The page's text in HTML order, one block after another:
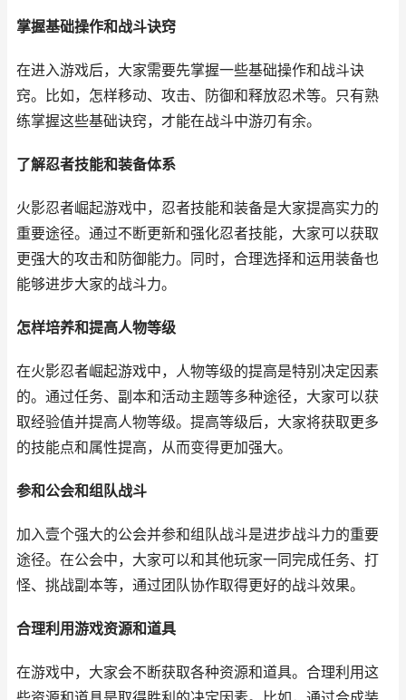
掌握基础操作和战斗诀窍
在进入游戏后，大家需要先掌握一些基础操作和战斗诀
窍。比如，怎样移动、攻击、防御和释放忍术等。只有熟
练掌握这些基础诀窍，才能在战斗中游刃有余。
了解忍者技能和装备体系
火影忍者崛起游戏中，忍者技能和装备是大家提高实力的
重要途径。通过不断更新和强化忍者技能，大家可以获取
更强大的攻击和防御能力。同时，合理选择和运用装备也
能够进步大家的战斗力。
怎样培养和提高人物等级
在火影忍者崛起游戏中，人物等级的提高是特别决定因素
的。通过任务、副本和活动主题等多种途径，大家可以获
取经验值并提高人物等级。提高等级后，大家将获取更多
的技能点和属性提高，从而变得更加强大。
参和公会和组队战斗
加入壹个强大的公会并参和组队战斗是进步战斗力的重要
途径。在公会中，大家可以和其他玩家一同完成任务、打
怪、挑战副本等，通过团队协作取得更好的战斗效果。
合理利用游戏资源和道具
在游戏中，大家会不断获取各种资源和道具。合理利用这